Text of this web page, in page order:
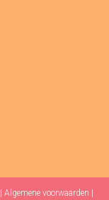
Algemene voorwaarden